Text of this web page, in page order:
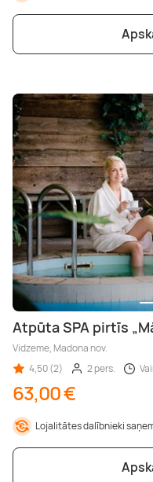
Atpūta SPA pirtīs
Vidzeme, Madona nov.
4,50 (2)
2 pers.
63,00 €
Lojalitātes dalībnieki